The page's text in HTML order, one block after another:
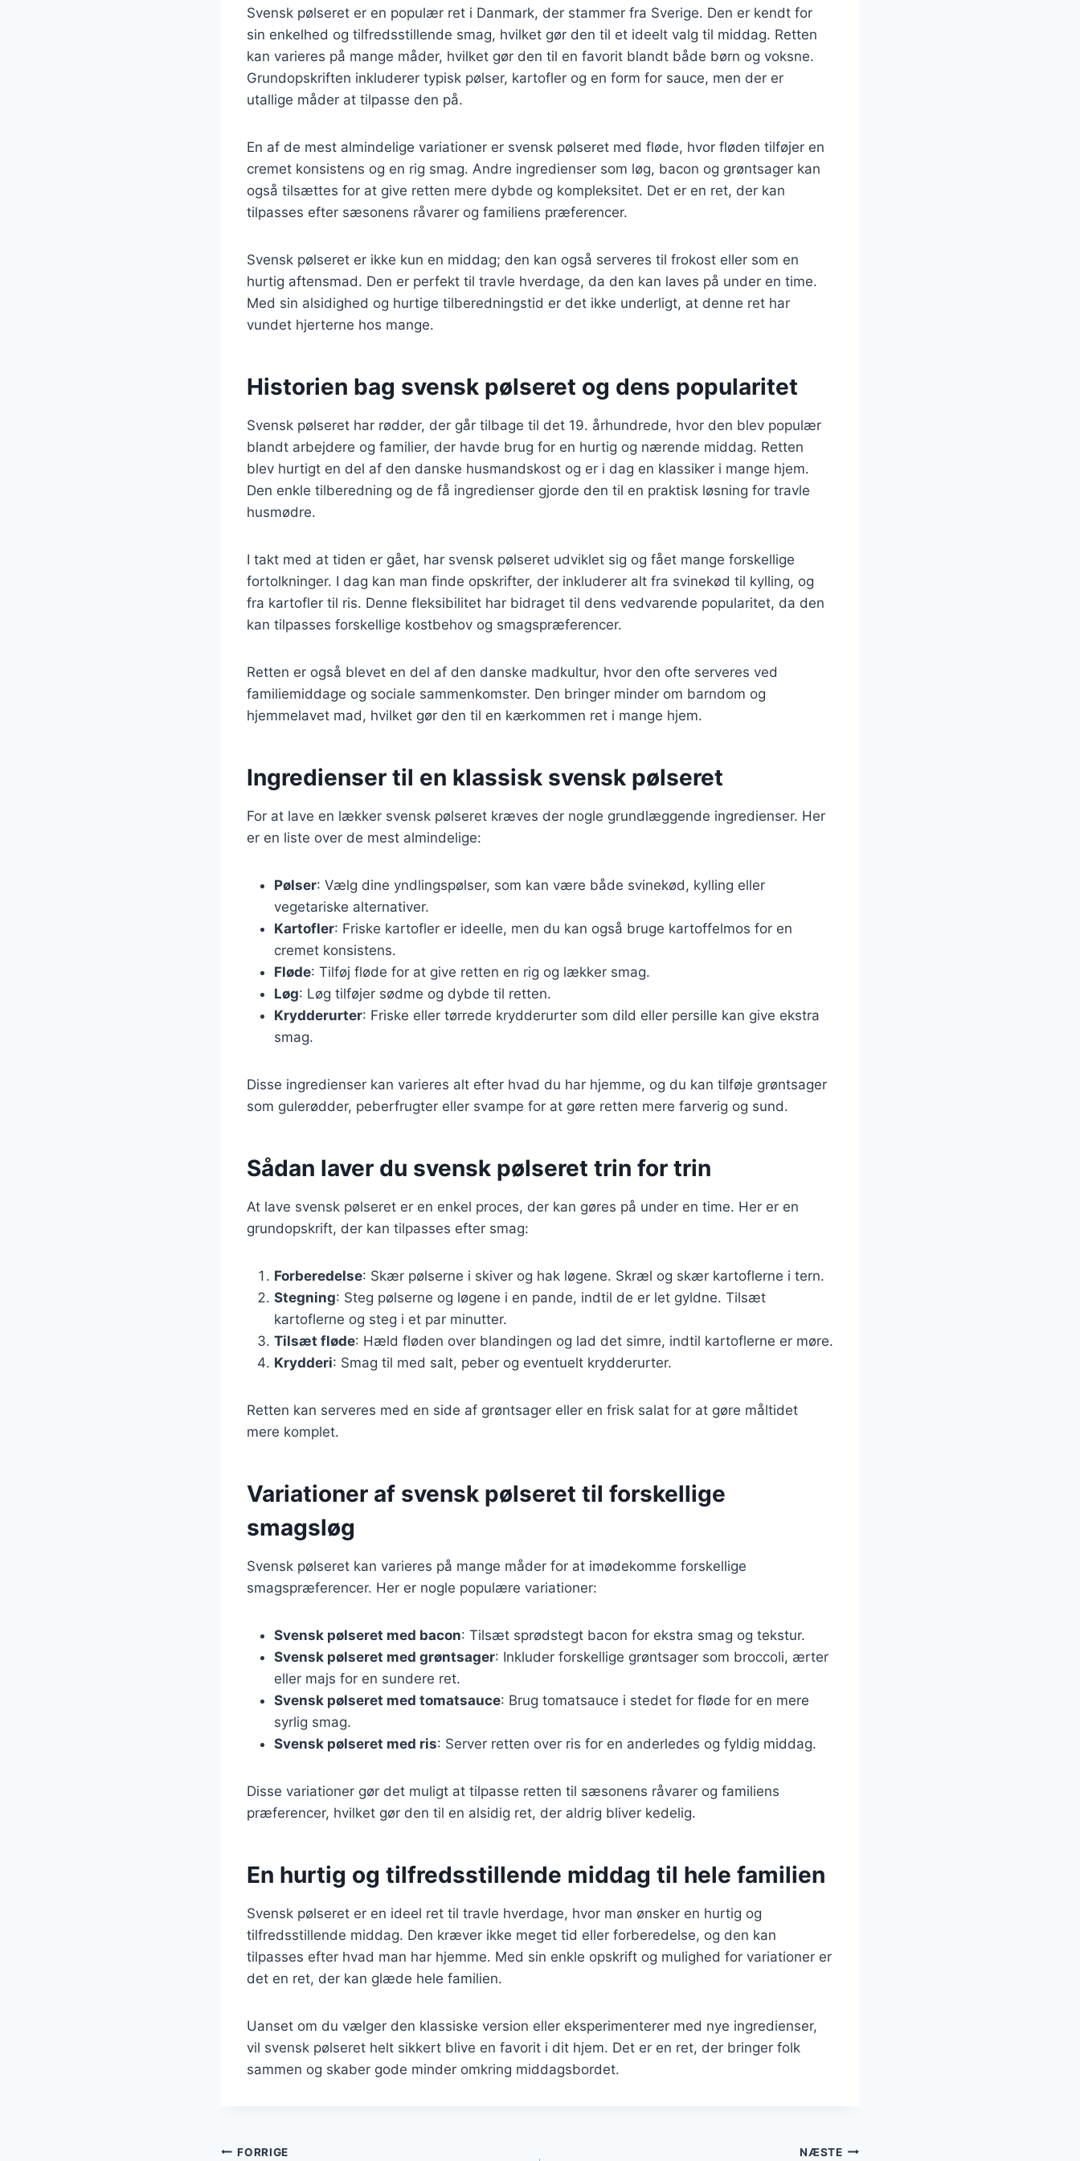
Svensk pølseret er en populær ret i Danmark, der stammer fra Sverige. Den er kendt for
sin enkelhed og tilfredsstillende smag, hvilket gør den til et ideelt valg til middag. Retten
kan varieres på mange måder, hvilket gør den til en favorit blandt både børn og voksne.
Grundopskriften inkluderer typisk pølser, kartofler og en form for sauce, men der er
utallige måder at tilpasse den på.
En af de mest almindelige variationer er svensk pølseret med fløde, hvor fløden tilføjer en
cremet konsistens og en rig smag. Andre ingredienser som løg, bacon og grøntsager kan
også tilsættes for at give retten mere dybde og kompleksitet. Det er en ret, der kan
tilpasses efter sæsonens råvarer og familiens præferencer.
Svensk pølseret er ikke kun en middag; den kan også serveres til frokost eller som en
hurtig aftensmad. Den er perfekt til travle hverdage, da den kan laves på under en time.
Med sin alsidighed og hurtige tilberedningstid er det ikke underligt, at denne ret har
vundet hjerterne hos mange.
Historien bag svensk pølseret og dens popularitet
Svensk pølseret har rødder, der går tilbage til det 19. århundrede, hvor den blev populær
blandt arbejdere og familier, der havde brug for en hurtig og nærende middag. Retten
blev hurtigt en del af den danske husmandskost og er i dag en klassiker i mange hjem.
Den enkle tilberedning og de få ingredienser gjorde den til en praktisk løsning for travle
husmødre.
I takt med at tiden er gået, har svensk pølseret udviklet sig og fået mange forskellige
fortolkninger. I dag kan man finde opskrifter, der inkluderer alt fra svinekød til kylling, og
fra kartofler til ris. Denne fleksibilitet har bidraget til dens vedvarende popularitet, da den
kan tilpasses forskellige kostbehov og smagspræferencer.
Retten er også blevet en del af den danske madkultur, hvor den ofte serveres ved
familiemiddage og sociale sammenkomster. Den bringer minder om barndom og
hjemmelavet mad, hvilket gør den til en kærkommen ret i mange hjem.
Ingredienser til en klassisk svensk pølseret
For at lave en lækker svensk pølseret kræves der nogle grundlæggende ingredienser. Her
er en liste over de mest almindelige:
Pølser: Vælg dine yndlingspølser, som kan være både svinekød, kylling eller
vegetariske alternativer.
Kartofler: Friske kartofler er ideelle, men du kan også bruge kartoffelmos for en
cremet konsistens.
Fløde: Tilføj fløde for at give retten en rig og lækker smag.
Løg: Løg tilføjer sødme og dybde til retten.
Krydderurter: Friske eller tørrede krydderurter som dild eller persille kan give ekstra
smag.
Disse ingredienser kan varieres alt efter hvad du har hjemme, og du kan tilføje grøntsager
som gulerødder, peberfrugter eller svampe for at gøre retten mere farverig og sund.
Sådan laver du svensk pølseret trin for trin
At lave svensk pølseret er en enkel proces, der kan gøres på under en time. Her er en
grundopskrift, der kan tilpasses efter smag:
Forberedelse: Skær pølserne i skiver og hak løgene. Skræl og skær kartoflerne i tern.
Stegning: Steg pølserne og løgene i en pande, indtil de er let gyldne. Tilsæt
kartoflerne og steg i et par minutter.
Tilsæt fløde: Hæld fløden over blandingen og lad det simre, indtil kartoflerne er møre.
Krydderi: Smag til med salt, peber og eventuelt krydderurter.
Retten kan serveres med en side af grøntsager eller en frisk salat for at gøre måltidet
mere komplet.
Variationer af svensk pølseret til forskellige
smagsløg
Svensk pølseret kan varieres på mange måder for at imødekomme forskellige
smagspræferencer. Her er nogle populære variationer:
Svensk pølseret med bacon: Tilsæt sprødstegt bacon for ekstra smag og tekstur.
Svensk pølseret med grøntsager: Inkluder forskellige grøntsager som broccoli, ærter
eller majs for en sundere ret.
Svensk pølseret med tomatsauce: Brug tomatsauce i stedet for fløde for en mere
syrlig smag.
Svensk pølseret med ris: Server retten over ris for en anderledes og fyldig middag.
Disse variationer gør det muligt at tilpasse retten til sæsonens råvarer og familiens
præferencer, hvilket gør den til en alsidig ret, der aldrig bliver kedelig.
En hurtig og tilfredsstillende middag til hele familien
Svensk pølseret er en ideel ret til travle hverdage, hvor man ønsker en hurtig og
tilfredsstillende middag. Den kræver ikke meget tid eller forberedelse, og den kan
tilpasses efter hvad man har hjemme. Med sin enkle opskrift og mulighed for variationer er
det en ret, der kan glæde hele familien.
Uanset om du vælger den klassiske version eller eksperimenterer med nye ingredienser,
vil svensk pølseret helt sikkert blive en favorit i dit hjem. Det er en ret, der bringer folk
sammen og skaber gode minder omkring middagsbordet.
FORRIGE NÆSTE